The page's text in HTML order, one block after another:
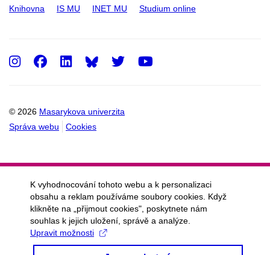
Knihovna IS MU INET MU Studium online
© 2026 Masarykova univerzita
Správa webu
Cookies
Instagram
Facebook
LinkedInTwitter
K vyhodnocování tohoto webu a k personalizaci
obsahu a reklam používáme soubory cookies. Když
klikněte na „přijmout cookies", poskytnete nám
souhlas k jejich uložení, správě a analýze.
Upravit možnosti